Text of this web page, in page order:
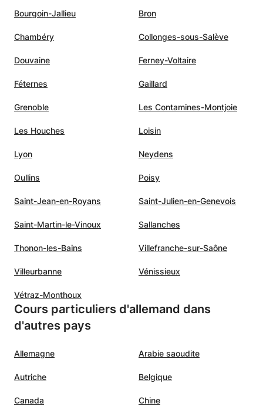
Bourgoin-Jallieu Bron
Chambéry Collonges-sous-Salève
Douvaine Ferney-Voltaire
Féternes Gaillard
Grenoble Les Contamines-Montjoie
Les Houches Loisin
Lyon Neydens
Oullins Poisy
Saint-Jean-en-Royans Saint-Julien-en-Genevois
Saint-Martin-le-Vinoux Sallanches
Thonon-les-Bains Villefranche-sur-Saône
Villeurbanne Vénissieux
Vétraz-Monthoux
Cours particuliers d'allemand dans
d'autres pays
Allemagne Arabie saoudite
Autriche Belgique
Canada Chine